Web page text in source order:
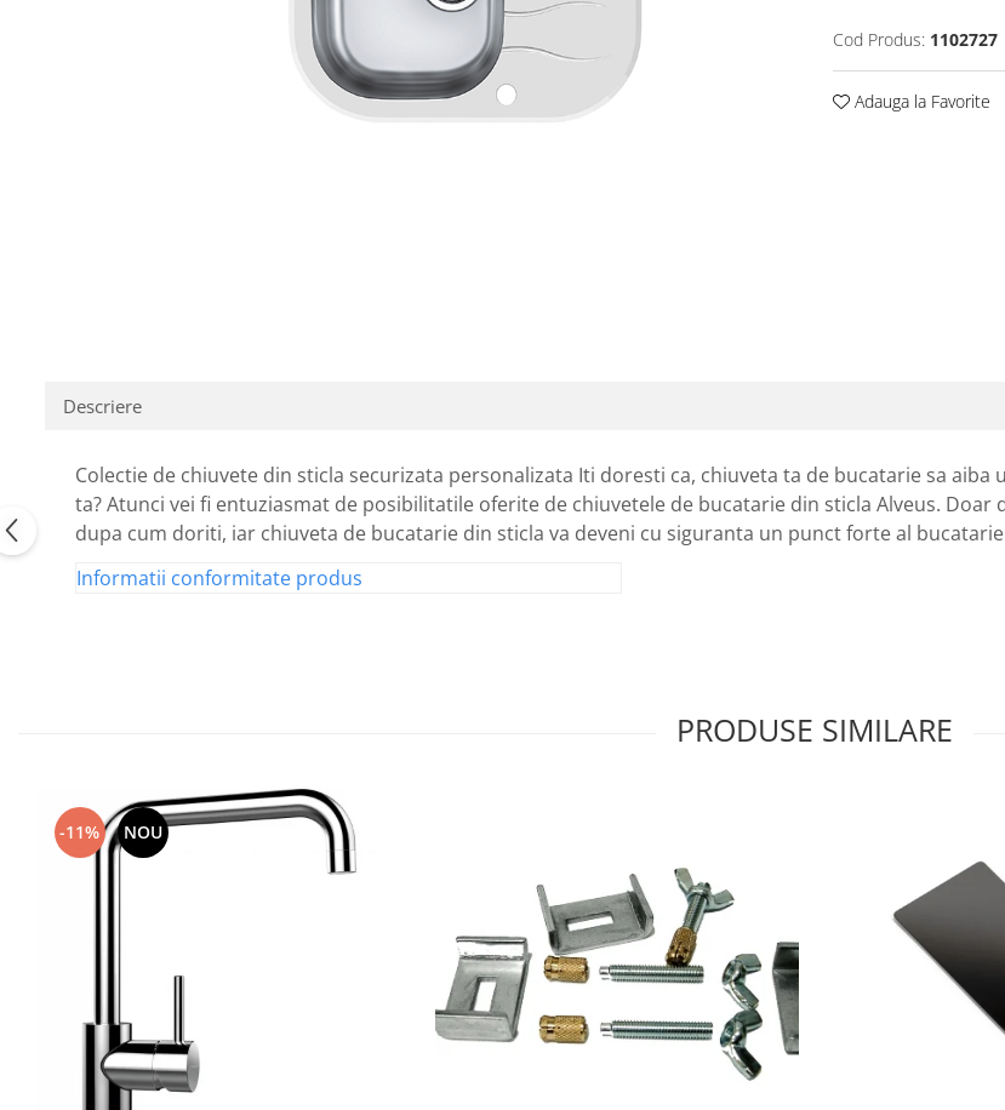
Cod Produs: 1102727
Adauga la Favorite
Descriere
Colectie de chiuvete din sticla securizata personalizata Iti doresti ca, chiuveta ta de bucatarie sa
ta? Atunci vei fi entuziasmat de posibilitatile oferite de chiuvetele de bucatarie din sticla Alveus.
dupa cum doriti, iar chiuveta de bucatarie din sticla va deveni cu siguranta un punct forte al
Informatii conformitate produs
PRODUSE SIMILARE
-11% NOU